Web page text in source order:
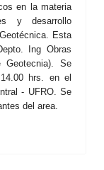
en la materia
y desarrollo
Esta
Ing Obras
Se
hrs. en el
- UFRO. Se
del area.